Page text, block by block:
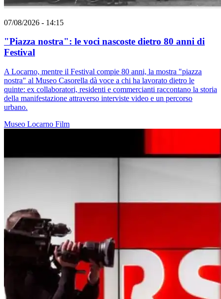
07/08/2026 - 14:15
"Piazza nostra": le voci nascoste dietro 80 anni di
Festival
A Locarno, mentre il Festival compie 80 anni, la mostra "piazza
nostra" al Museo Casorella dà voce a chi ha lavorato dietro le
quinte: ex collaboratori, residenti e commercianti raccontano la storia
della manifestazione attraverso interviste video e un percorso
urbano.
Museo Locarno Film